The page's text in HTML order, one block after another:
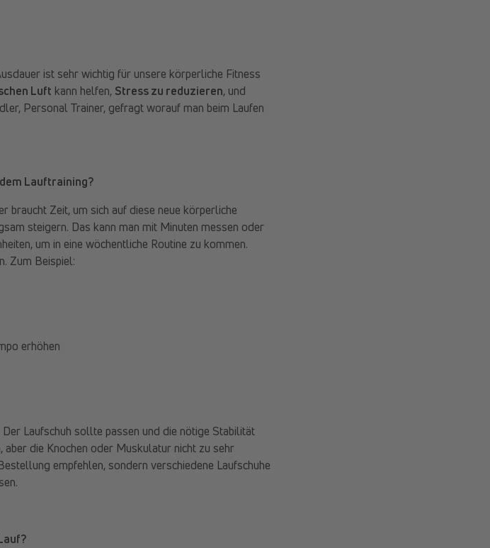
ist sehr wichtig für unsere körperliche Fitness
Luft kann helfen, Stress zu reduzieren, und
Personal Trainer, gefragt worauf man beim Laufen
Lauftraining?
braucht Zeit, um sich auf diese neue körperliche
steigern. Das kann man mit Minuten messen oder
um in eine wöchentliche Routine zu kommen.
Zum Beispiel:
erhöhen
Laufschuh sollte passen und die nötige Stabilität
die Knochen oder Muskulatur nicht zu sehr
empfehlen, sondern verschiedene Laufschuhe